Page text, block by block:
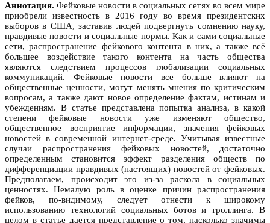
Аннотация. Фейковые новости в социальных сетях во всем мире
приобрели известность в 2016 году во время президентских
выборов в США, заставив людей подвергнуть сомнению науку,
правдивые новости и социальные нормы. Как и сами социальные
сети, распространение фейкового контента в них, а также всё
большее воздействие такого контента на часть общества
являются следствием процессов глобализации социальных
коммуникаций. Фейковые новости все больше влияют на
общественные ценности, могут менять мнения по критическим
вопросам, а также дают новое определение фактам, истинам и
убеждениям. В статье представлена попытка анализа, в какой
степени фейковые новости уже изменяют общество,
общественное восприятие информации, значения фейковых
новостей в современной интернет-среде. Учитывая известные
случаи распространения фейковых новостей, достаточно
определенным становится эффект разделения обществ по
дифференциации правдивых (настоящих) новостей от фейковых.
Предполагаем, происходит это из-за раскола в социальных
ценностях. Немалую роль в оценке причин распространения
фейков, по-видимому, следует отнести к широкому
использованию технологий социальных ботов и троллинга. В
целом в статье дается представление о том, насколько значимы